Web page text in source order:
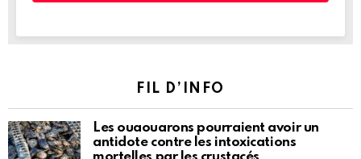
FIL D’INFO
Les ouaouarons pourraient avoir un
antidote contre les intoxications